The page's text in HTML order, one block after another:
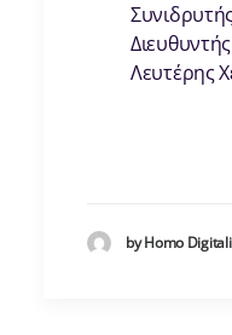
Λευτέρης
by Homo